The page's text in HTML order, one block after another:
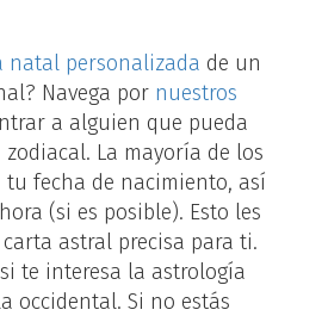
natal personalizada de un
Navega por nuestros
a alguien que pueda
La mayoría de los
tu fecha de nacimiento, así
(si es posible). Esto les
astral precisa para ti.
te interesa la astrología
occidental. Si no estás